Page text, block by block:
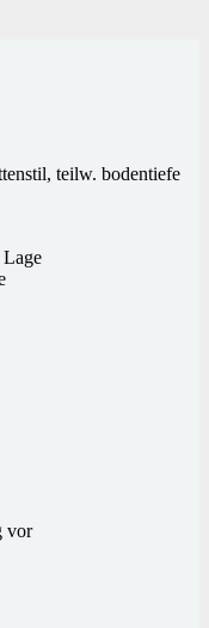
teilw. bodentiefe
Lage
vor